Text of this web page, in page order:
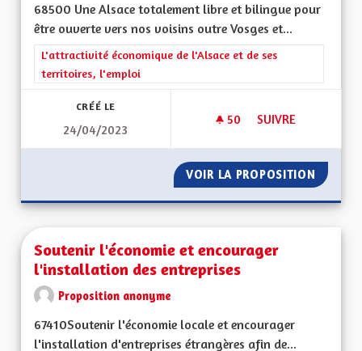
68500 Une Alsace totalement libre et bilingue pour
être ouverte vers nos voisins outre Vosges et...
Filtrer les résultats de la catégorie : L'attractivité
L'attractivité économique de l'Alsace et de ses
territoires, l'emploi
CRÉÉ LE
24/04/2023
50 50 ABONNÉS
SUIVRE
VOIR LA PROPOSITION
Soutenir l'économie et encourager
l'installation des entreprises
Proposition anonyme
67410Soutenir l'économie locale et encourager
l'installation d'entreprises étrangères afin de...